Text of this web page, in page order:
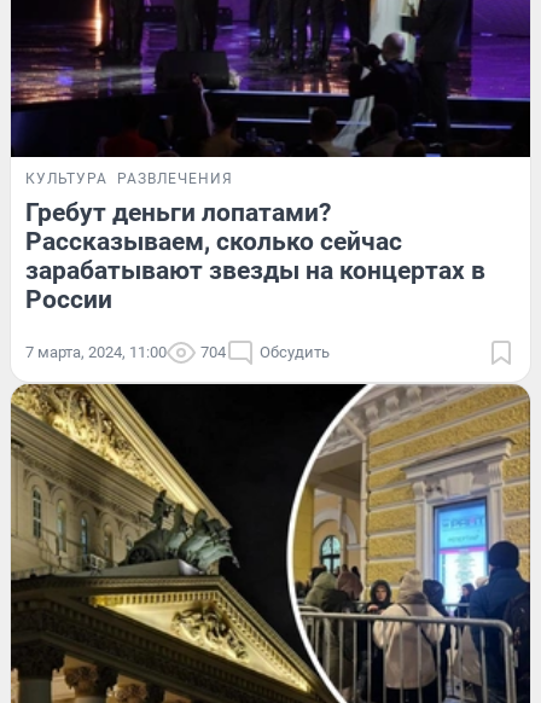
КУЛЬТУРА РАЗВЛЕЧЕНИЯ
Гребут деньги лопатами?
Рассказываем, сколько сейчас
зарабатывают звезды на концертах в
России
7 марта, 2024, 11:00 704 Обсудить